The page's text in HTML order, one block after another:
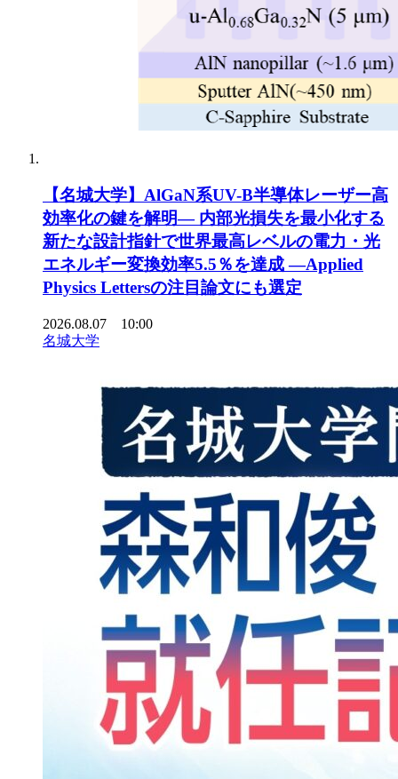
【名城大学】AlGaN系UV-B半導体レーザー高
効率化の鍵を解明― 内部光損失を最小化する
新たな設計指針で世界最高レベルの電力・光
エネルギー変換効率5.5％を達成 ―Applied
Physics Lettersの注目論文にも選定
2026.08.07 10:00
名城大学